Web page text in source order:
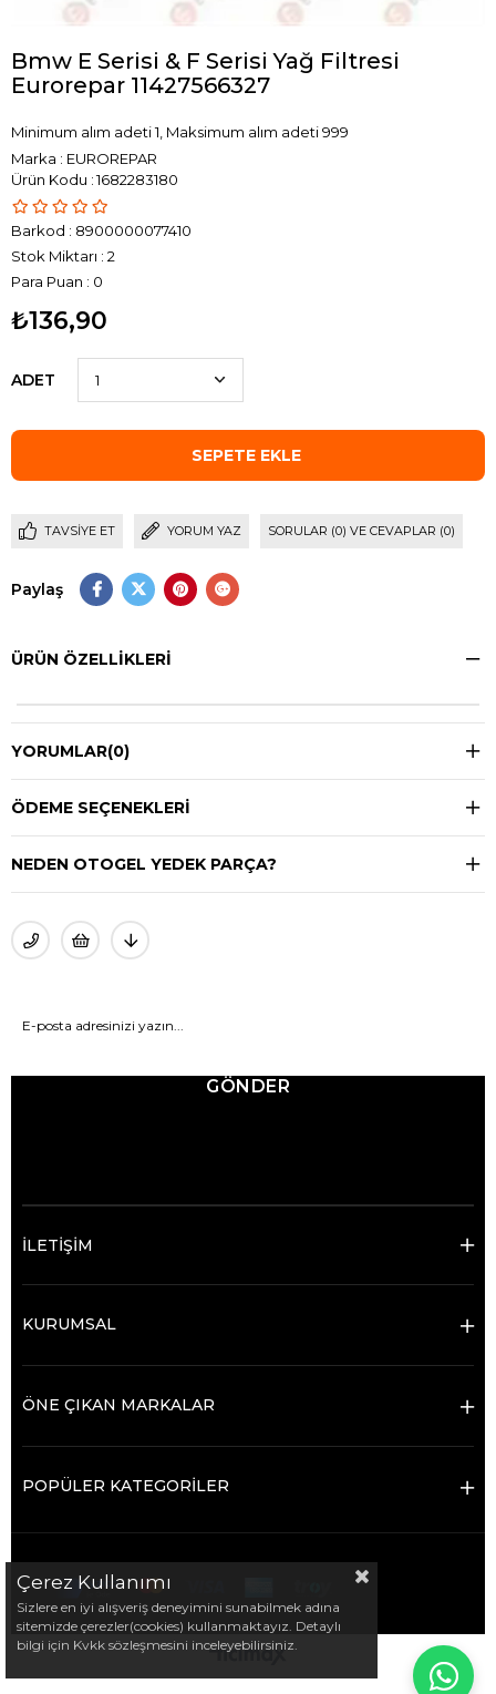
Bmw E Serisi & F Serisi Yağ Filtresi
Eurorepar 11427566327
Minimum alım adeti 1, Maksimum alım adeti 999
Marka : EUROREPAR
1682283180
Barkod : 8900000077410
Stok Miktarı : 2
Para Puan : 0
₺136,90
ADET
TAVSIYE ET YORUM YAZ SORULAR (0) VE CEVAPLAR (0)
Paylaş
ÜRÜN ÖZELLIKLERI
YORUMLAR(0)
ÖDEME SEÇENEKLERI
NEDEN OTOGEL YEDEK PARÇA?
GÖNDER
İLETİŞİM
KURUMSAL
ÖNE ÇIKAN MARKALAR
POPÜLER KATEGORİLER
Çerez Kullanımı
Sizlere en iyi alışveriş deneyimini sunabilmek adına
sitemizde çerezler(cookies) kullanmaktayız. Detaylı
bilgi için Kvkk sözleşmesini inceleyebilirsiniz.